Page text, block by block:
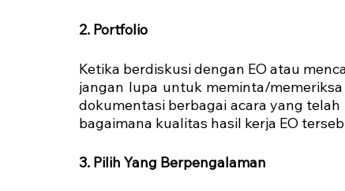
2. Portfolio
Ketika berdiskusi dengan EO atau
jangan lupa untuk meminta/
dokumentasi berbagai acara yang
bagaimana kualitas hasil kerja EO
3. Pilih Yang Berpengalaman